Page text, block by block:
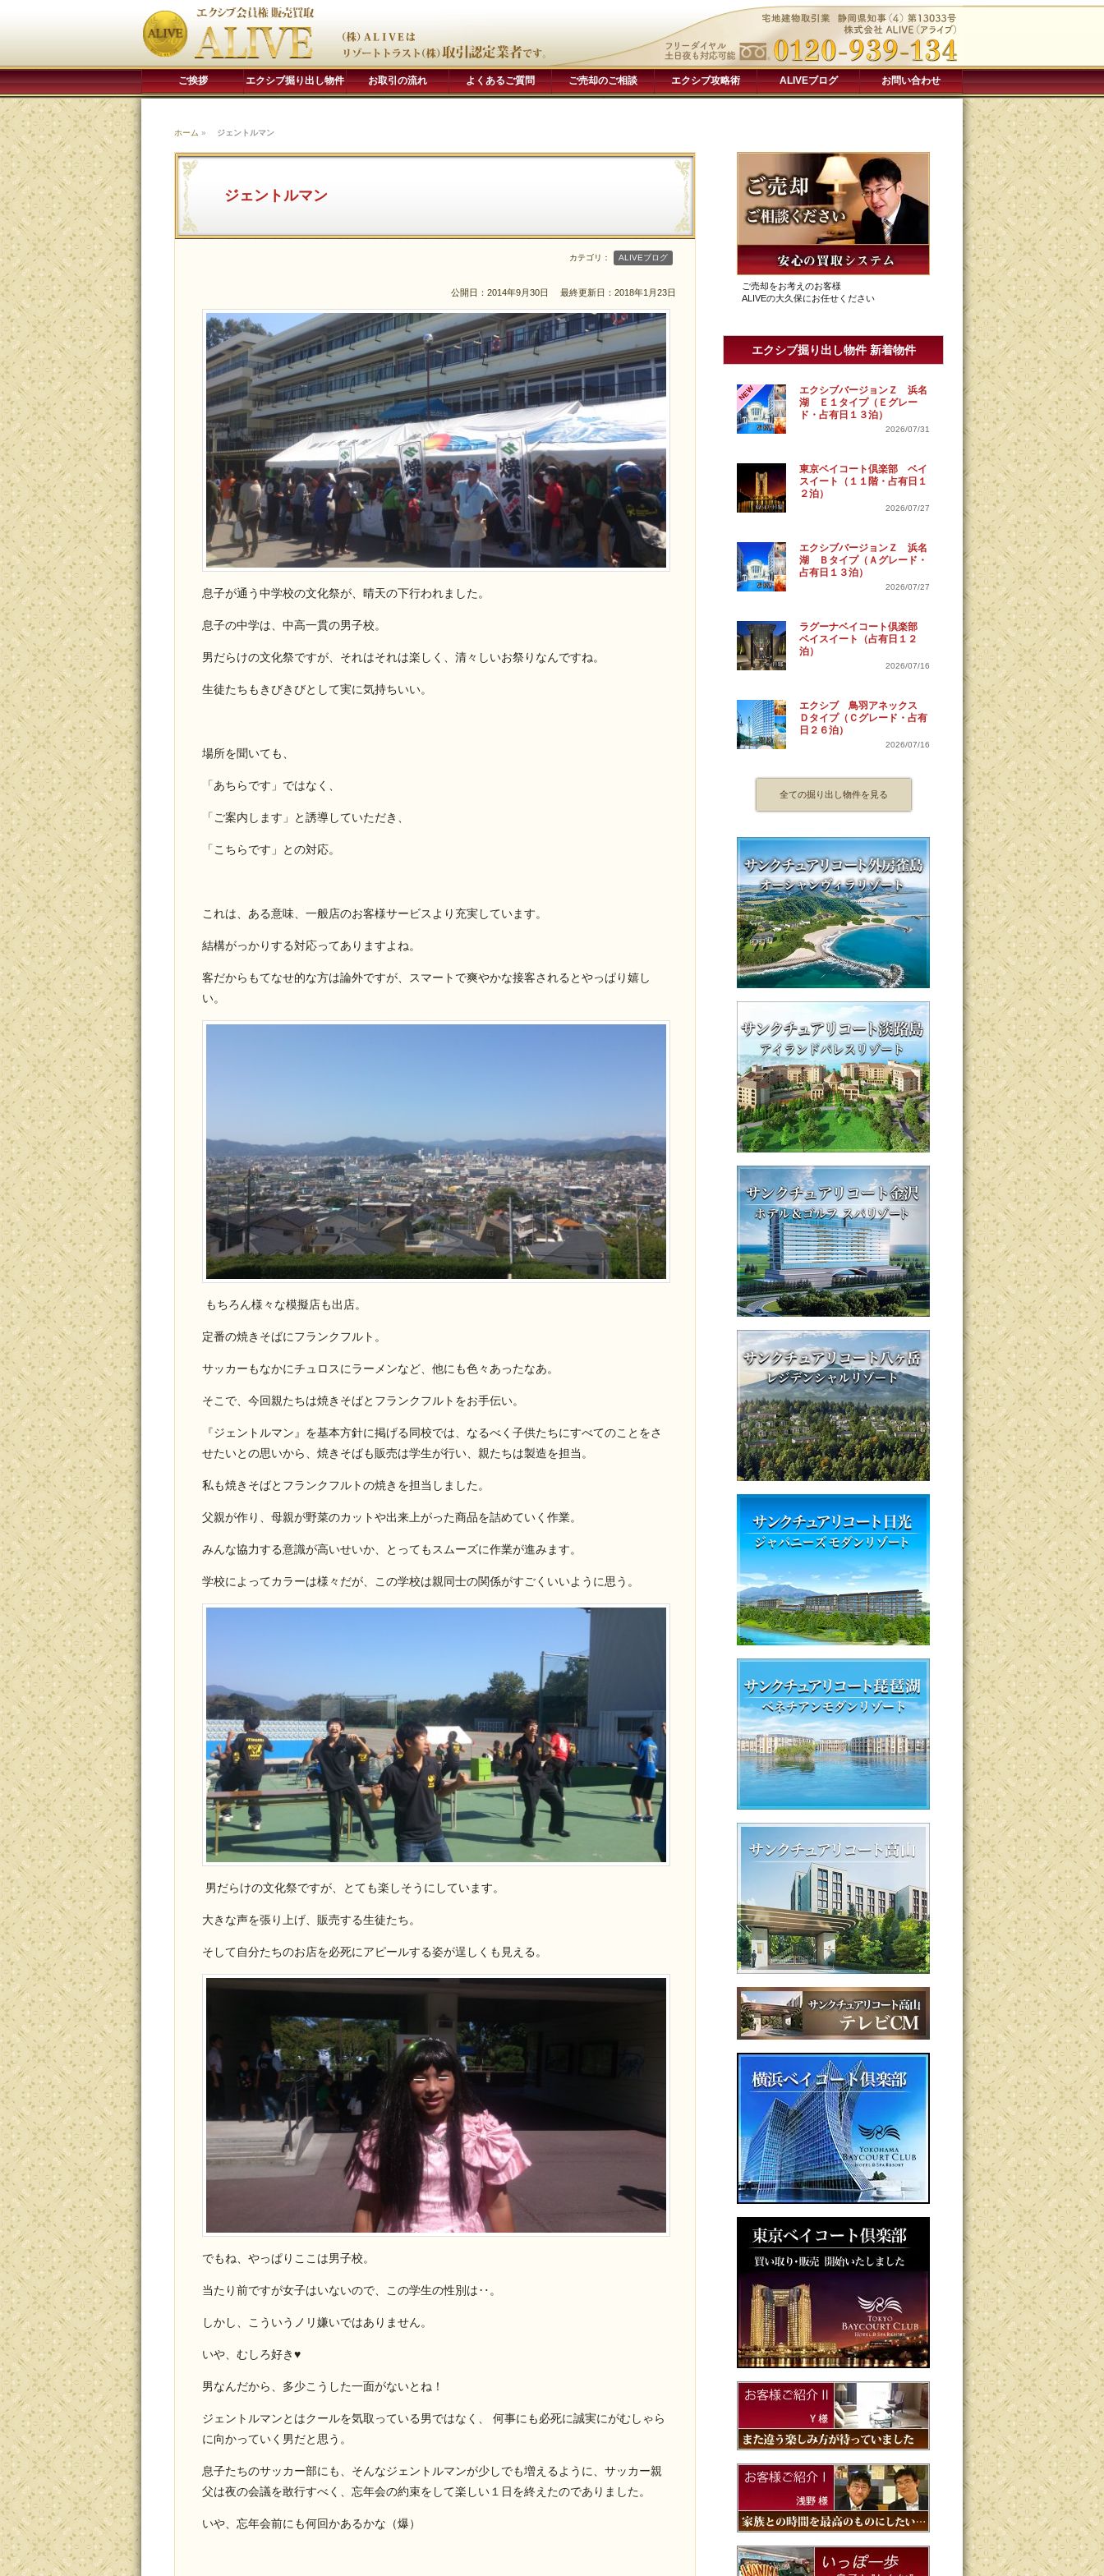
ご挨拶 エクシブ掘り出し物件 お取引の流れ よくあるご質問 ご売却のご相談 エクシブ攻略術 ALIVEブログ お問い合わせ
ホーム » ジェントルマン
ジェントルマン
カテゴリ： ALIVEブログ
公開日：2014年9月30日 最終更新日：2018年1月23日
息子が通う中学校の文化祭が、晴天の下行われました。
息子の中学は、中高一貫の男子校。
男だらけの文化祭ですが、それはそれは楽しく、清々しいお祭りなんですね。
生徒たちもきびきびとして実に気持ちいい。
場所を聞いても、
「あちらです」ではなく、
「ご案内します」と誘導していただき、
「こちらです」との対応。
これは、ある意味、一般店のお客様サービスより充実しています。
結構がっかりする対応ってありますよね。
客だからもてなせ的な方は論外ですが、スマートで爽やかな接客されるとやっぱり嬉し
い。
もちろん様々な模擬店も出店。
定番の焼きそばにフランクフルト。
サッカーもなかにチュロスにラーメンなど、他にも色々あったなあ。
そこで、今回親たちは焼きそばとフランクフルトをお手伝い。
『ジェントルマン』を基本方針に掲げる同校では、なるべく子供たちにすべてのことをさ
せたいとの思いから、焼きそばも販売は学生が行い、親たちは製造を担当。
私も焼きそばとフランクフルトの焼きを担当しました。
父親が作り、母親が野菜のカットや出来上がった商品を詰めていく作業。
みんな協力する意識が高いせいか、とってもスムーズに作業が進みます。
学校によってカラーは様々だが、この学校は親同士の関係がすごくいいように思う。
男だらけの文化祭ですが、とても楽しそうにしています。
大きな声を張り上げ、販売する生徒たち。
そして自分たちのお店を必死にアピールする姿が逞しくも見える。
でもね、やっぱりここは男子校。
当たり前ですが女子はいないので、この学生の性別は‥。
しかし、こういうノリ嫌いではありません。
いや、むしろ好き♥
男なんだから、多少こうした一面がないとね！
ジェントルマンとはクールを気取っている男ではなく、 何事にも必死に誠実にがむしゃら
に向かっていく男だと思う。
息子たちのサッカー部にも、そんなジェントルマンが少しでも増えるように、サッカー親
父は夜の会議を敢行すべく、忘年会の約束をして楽しい１日を終えたのでありました。
いや、忘年会前にも何回かあるかな（爆）
ご売却をお考えのお客様
ALIVEの大久保にお任せください
エクシブ掘り出し物件 新着物件
NEW
エクシブバージョンＺ 浜名
湖 Ｅ１タイプ（Ｅグレー
ド・占有日１３泊）
2026/07/31
東京ベイコート倶楽部 ベイ
スイート（１１階・占有日１
２泊）
2026/07/27
エクシブバージョンＺ 浜名
湖 Ｂタイプ（Ａグレード・
占有日１３泊）
2026/07/27
ラグーナベイコート倶楽部
ベイスイート（占有日１２
泊）
2026/07/16
エクシブ 鳥羽アネックス
Ｄタイプ（Ｃグレード・占有
日２６泊）
2026/07/16
全ての掘り出し物件を見る